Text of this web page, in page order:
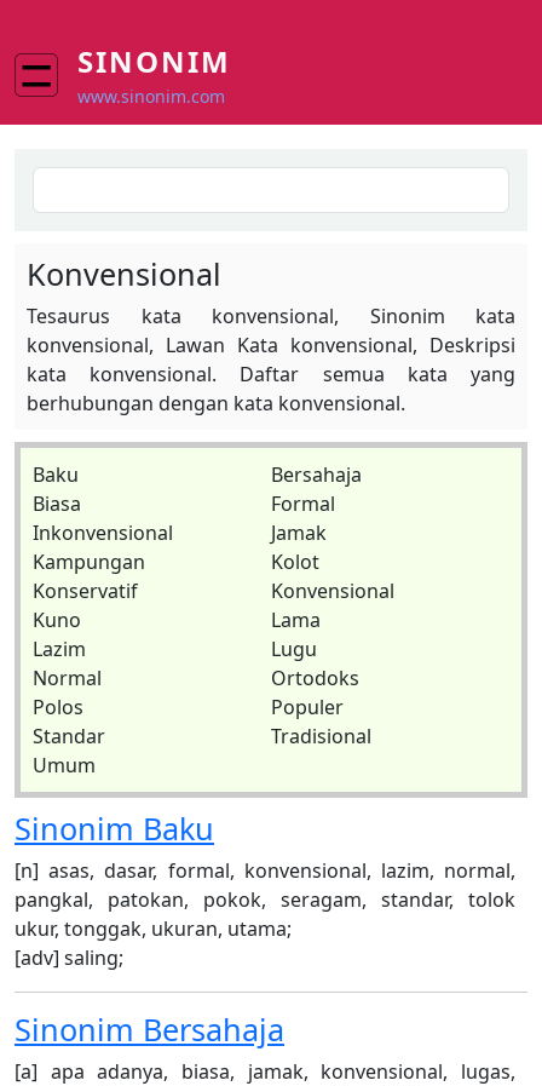
SINONIM
www.sinonim.com
Konvensional
Tesaurus kata konvensional, Sinonim kata
konvensional, Lawan Kata konvensional, Deskripsi
kata konvensional. Daftar semua kata yang
berhubungan dengan kata konvensional.
Baku
Bersahaja
Biasa
Formal
Inkonvensional
Jamak
Kampungan
Kolot
Konservatif
Konvensional
Kuno
Lama
Lazim
Lugu
Normal
Ortodoks
Polos
Populer
Standar
Tradisional
Umum
Sinonim Baku
[n] asas, dasar, formal, konvensional, lazim, normal,
pangkal, patokan, pokok, seragam, standar, tolok
ukur, tonggak, ukuran, utama;
[adv] saling;
Sinonim Bersahaja
[a] apa adanya, biasa, jamak, konvensional, lugas,